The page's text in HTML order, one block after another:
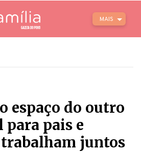
MAIS
espaço do outro
para pais e
juntos